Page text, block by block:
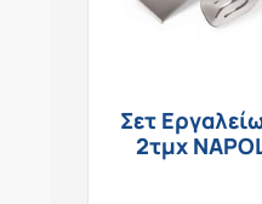
Σετ
2τμχ